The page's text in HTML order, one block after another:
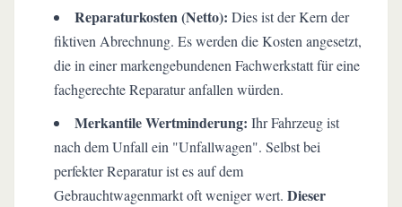
Reparaturkosten (Netto): Dies ist der Kern der
fiktiven Abrechnung. Es werden die Kosten angesetzt,
die in einer markengebundenen Fachwerkstatt für eine
fachgerechte Reparatur anfallen würden.
Merkantile Wertminderung: Ihr Fahrzeug ist
nach dem Unfall ein "Unfallwagen". Selbst bei
perfekter Reparatur ist es auf dem
Gebrauchtwagenmarkt oft weniger wert. Dieser